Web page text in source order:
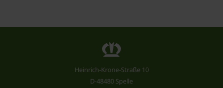
Heinrich-Krone-Straße 10
D-48480 Spelle